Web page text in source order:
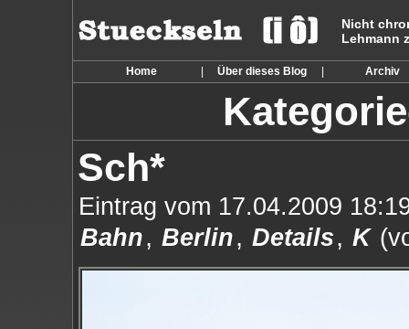
Nicht
Lehmann
Home Über dieses Blog Archiv
Sch*
Eintrag vom 17.04.2009
Bahn, Berlin, Details, K